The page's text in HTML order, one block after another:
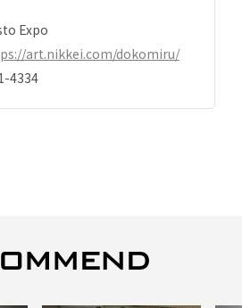
Expo
art.nikkei.com/dokomiru/
4334